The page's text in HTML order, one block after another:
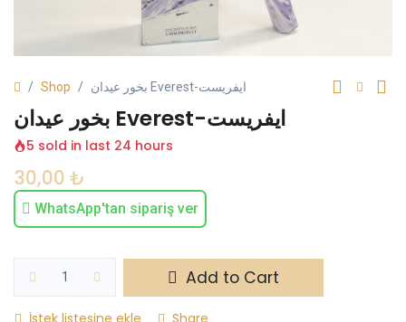
Shop بخور عيدان Everest-ايفريست
بخور عيدان Everest-ايفريست
5 sold in last 24 hours
30,00 ₺
WhatsApp'tan sipariş ver
Add to Cart
İstek listesine ekle Share